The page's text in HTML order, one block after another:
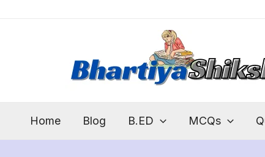
Home Blog B.ED MCQs